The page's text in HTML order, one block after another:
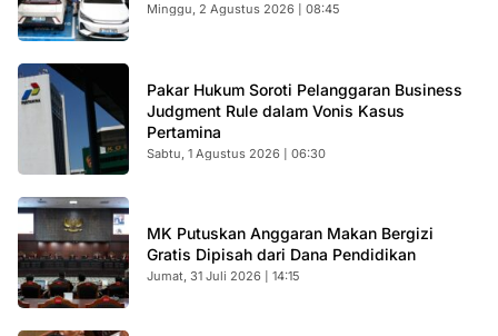
Minggu, 2 Agustus 2026 | 08:45
Pakar Hukum Soroti Pelanggaran Business
Judgment Rule dalam Vonis Kasus
Pertamina
Sabtu, 1 Agustus 2026 | 06:30
MK Putuskan Anggaran Makan Bergizi
Gratis Dipisah dari Dana Pendidikan
Jumat, 31 Juli 2026 | 14:15